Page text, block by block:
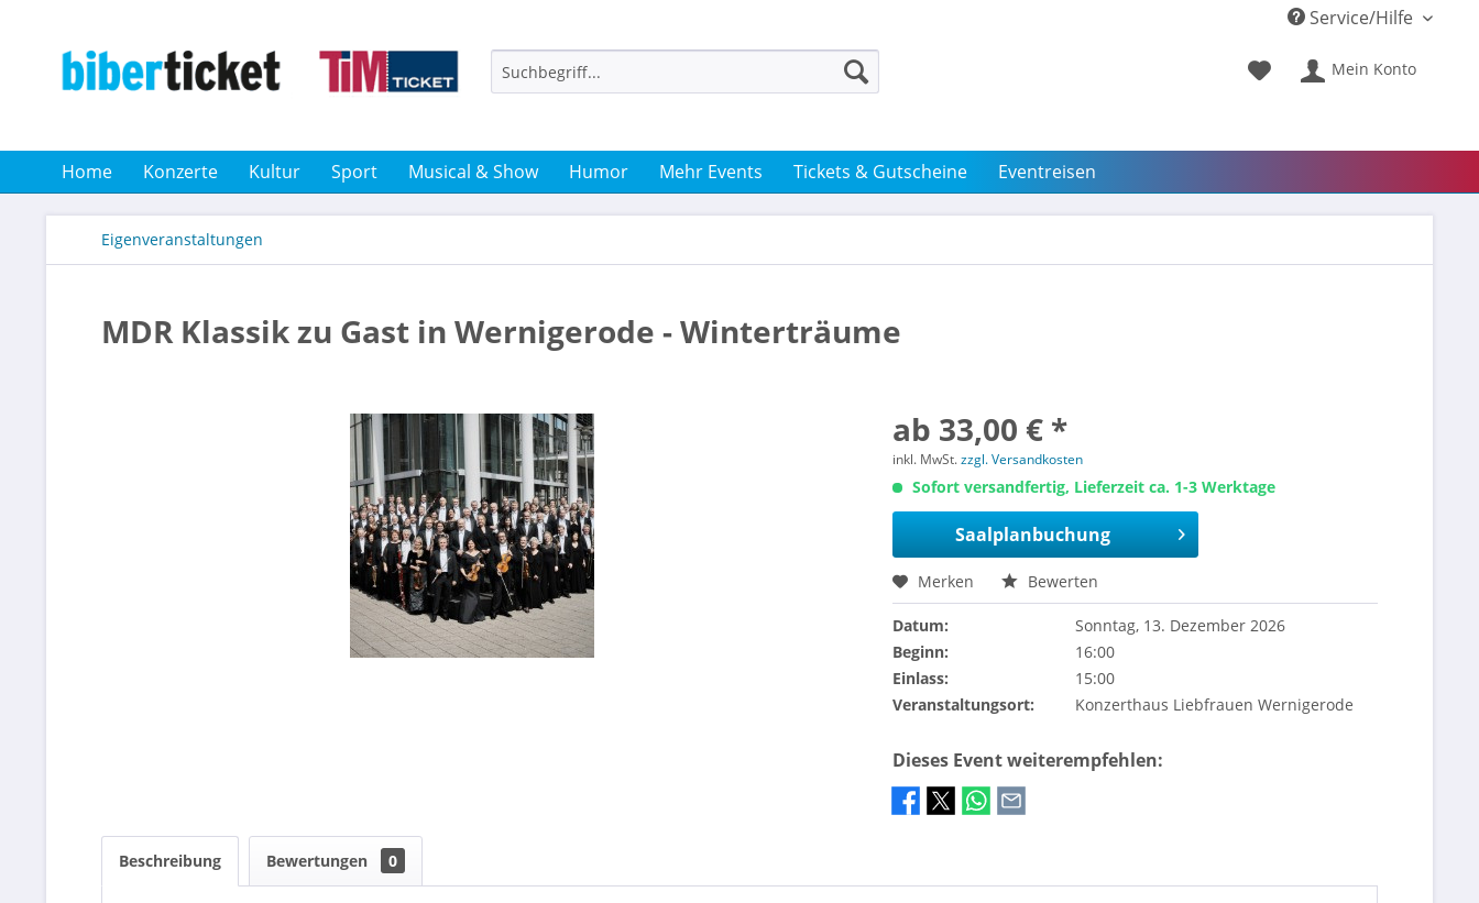
Service/Hilfe
Mein Konto
Home Konzerte Kultur Sport Musical & Show Humor Mehr Events Tickets & Gutscheine Eventreisen
Eigenveranstaltungen
MDR Klassik zu Gast in Wernigerode - Winterträume
ab 33,00 € *
inkl. MwSt.zzgl. Versandkosten
Sofort versandfertig, Lieferzeit ca. 1-3 Werktage
Saalplanbuchung
Merken Bewerten
Datum:
Sonntag, 13. Dezember 2026
Beginn:
16:00
Einlass:
15:00
Veranstaltungsort:
Konzerthaus Liebfrauen Wernigerode
Dieses Event weiterempfehlen:
Beschreibung Bewertungen 0